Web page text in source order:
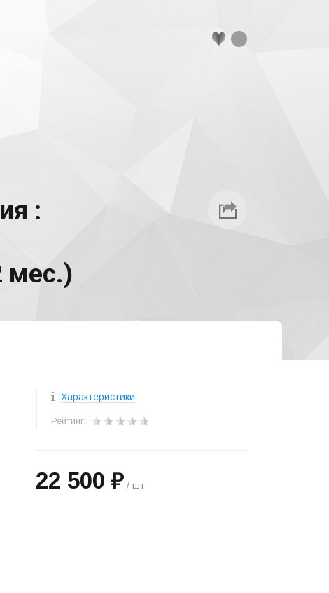
:
мес.)
Характеристики
Рейтинг:
22 500 ₽ / шт